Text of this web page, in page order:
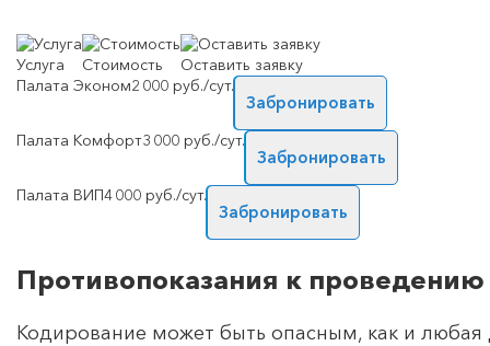
Услуга Стоимость
Оставить заявку
Палата Эконом2 000 руб./сут.
Забронировать
Палата Комфорт3 000 руб./сут.
Забронировать
Палата ВИП4 000 руб./сут.
Забронировать
Противопоказания к
Кодирование может быть опасным, как и